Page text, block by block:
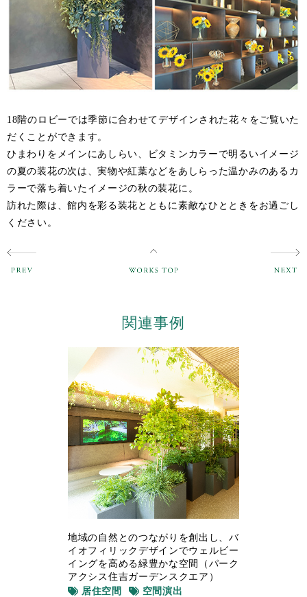
18階のロビーでは季節に合わせてデザインされた花々をご覧いた
だくことができます。
ひまわりをメインにあしらい、ビタミンカラーで明るいイメージ
の夏の装花の次は、実物や紅葉などをあしらった温かみのあるカ
ラーで落ち着いたイメージの秋の装花に。
訪れた際は、館内を彩る装花とともに素敵なひとときをお過ごし
ください。
関連事例
地域の自然とのつながりを創出し、バ
イオフィリックデザインでウェルビー
イングを高める緑豊かな空間（パーク
アクシス住吉ガーデンスクエア）
居住空間
空間演出